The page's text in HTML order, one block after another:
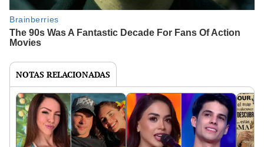
NOTAS RELACIONADAS